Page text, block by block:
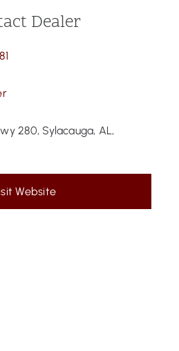
Dealer
280, Sylacauga, AL,
Website